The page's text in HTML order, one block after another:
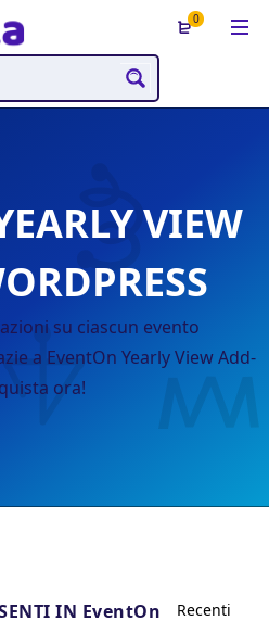
0
VIEW
su ciascun evento
a EventOn Yearly View Add-
ora!
IN EventOn